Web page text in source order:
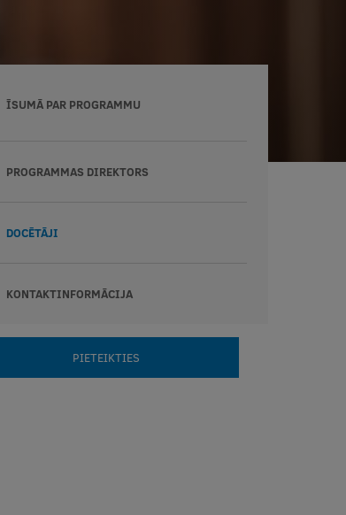
ĪSUMĀ PAR PROGRAMMU
PROGRAMMAS DIREKTORS
DOCĒTĀJI
KONTAKTINFORMĀCIJA
PIETEIKTIES